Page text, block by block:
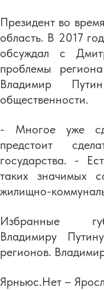
Президент во
область. В 2017
обсуждал с
проблемы
Владимир
общественности.
- Многое уже
предстоит
государства. -
таких значимых
жилищно-
Избранные
Владимиру
регионов.
Ярньюс.Нет –